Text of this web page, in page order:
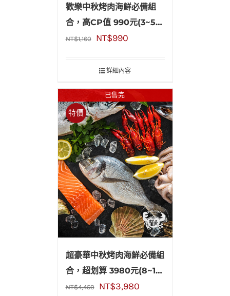
歡樂中秋烤肉海鮮必備組
合，高CP值 990元(3~5人
份)
NT$1,160 NT$990
詳細內容
特價
已售完
超豪華中秋烤肉海鮮必備組
合，超划算 3980元(8~10
人份)
NT$4,450 NT$3,980